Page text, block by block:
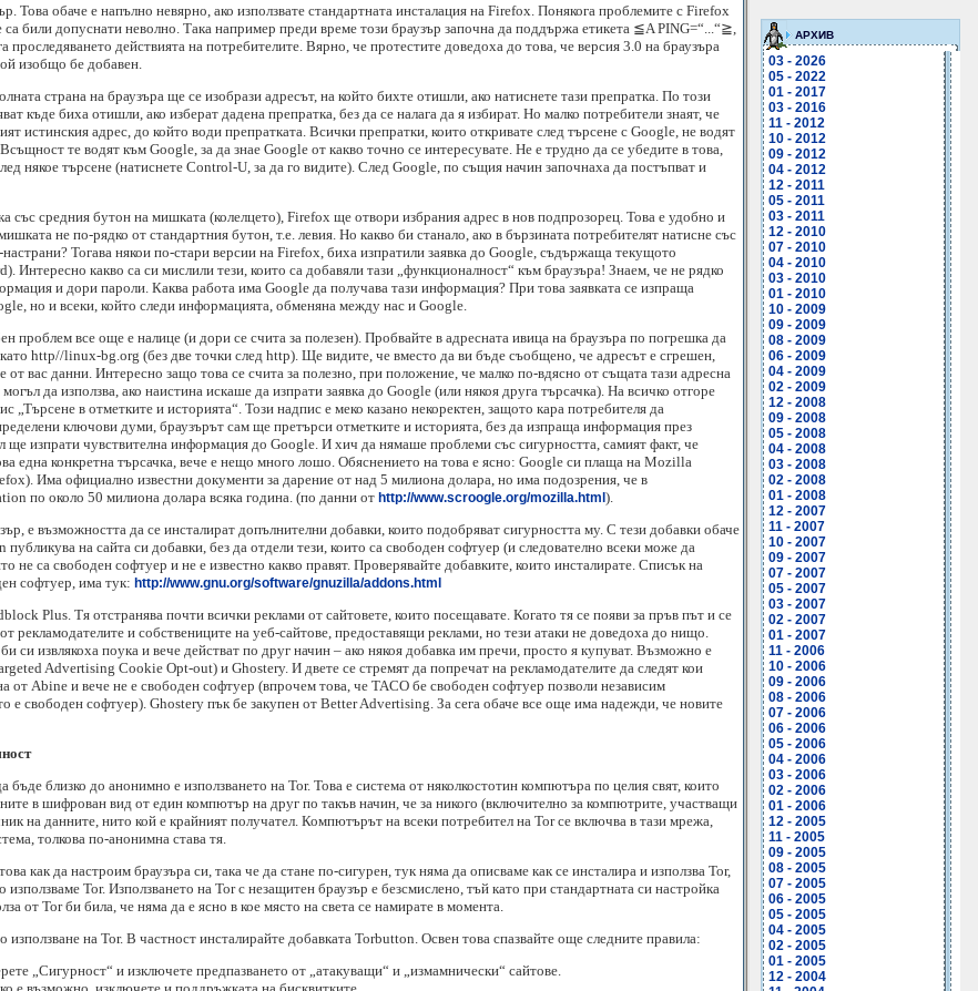
Това обаче е напълно невярно, ако използвате стандартната инсталация на Firefox. Понякога проблемите с Firefox
са били допуснати неволно. Така например преди време този браузър започна да поддържа етикетa ≦A PING=“...“≧,
проследяването действията на потребителите. Вярно, че протестите доведоха до това, че версия 3.0 на браузъра
изобщо бе добавен.
страна на браузъра ще се изобрази адресът, на който бихте отишли, ако натиснете тази препратка. По този
къде биха отишли, ако изберат дадена препратка, без да се налага да я избират. Но малко потребители знаят, че
истинския адрес, до който води препратката. Всички препратки, които откривате след търсене с Google, не водят
те водят към Google, за да знае Google от какво точно се интересувате. Не е трудно да се убедите в това,
някое търсене (натиснете Control-U, за да го видите). След Google, по същия начин започнаха да постъпват и
със средния бутон на мишката (колелцето), Firefox ще отвори избрания адрес в нов подпрозорец. Това е удобно и
не по-рядко от стандартния бутон, т.е. левия. Но какво би станало, ако в бързината потребителят натисне със
Тогава някои по-стари версии на Firefox, биха изпратили заявка до Google, съдържаща текущото
Интересно какво са си мислили тези, които са добавяли тази „функционалност“ към браузъра! Знаем, че не рядко
и дори пароли. Каква работа има Google да получава тази информация? При това заявката се изпраща
но и всеки, който следи информацията, обменяна между нас и Google.
проблем все още е налице (и дори се счита за полезен). Пробвайте в адресната ивица на браузъра по погрешка да
http//linux-bg.org (без две точки след http). Ще видите, че вместо да ви бъде съобщено, че адресът е сгрешен,
от вас данни. Интересно защо това се счита за полезно, при положение, че малко по-вдясно от същата тази адресна
да използва, ако наистина искаше да изпрати заявка до Google (или някоя друга търсачка). На всичко отгоре
„Търсене в отметките и историята“. Този надпис е меко казано некоректен, защото кара потребителя да
ключови думи, браузърът сам ще претърси отметките и историята, без да изпраща информация през
изпрати чувствителна информация до Google. И хич да нямаше проблеми със сигурността, самият факт, че
една конкретна търсачка, вече е нещо много лошо. Обяснението на това е ясно: Google си плаща на Mozilla
Има официално известни документи за дарение от над 5 милиона долара, но има подозрения, че в
по около 50 милиона долара всяка година. (по данни от http://www.scroogle.org/mozilla.html).
е възможността да се инсталират допълнителни добавки, които подобряват сигурността му. С тези добавки обаче
на сайта си добавки, без да отдели тези, които са свободен софтуер (и следователно всеки може да
не са свободен софтуер и не е известно какво правят. Проверявайте добавките, които инсталирате. Списък на
софтуер, има тук: http://www.gnu.org/software/gnuzilla/addons.html
Plus. Тя отстранява почти всички реклами от сайтовете, които посещавате. Когато тя се появи за пръв път и се
рекламодателите и собствениците на уеб-сайтове, предоставящи реклами, но тези атаки не доведоха до нищо.
си извлякоха поука и вече действат по друг начин – ако някоя добавка им пречи, просто я купуват. Възможно е
Advertising Cookie Opt-out) и Ghostery. И двете се стремят да попречат на рекламодателите да следят кои
от Abine и вече не е свободен софтуер (впрочем това, че TACO бе свободен софтуер позволи независим
е свободен софтуер). Ghostery пък бе закупен от Better Advertising. За сега обаче все още има надежди, че новите
бъде близко до анонимно е използването на Tor. Това е система от няколкостотин компютъра по целия свят, които
в шифрован вид от един компютър на друг по такъв начин, че за никого (включително за компютрите, участващи
на данните, нито кой е крайният получател. Компютърът на всеки потребител на Tor се включва в тази мрежа,
толкова по-анонимна става тя.
как да настроим браузъра си, така че да стане по-сигурен, тук няма да описваме как се инсталира и използва Tor,
използваме Tor. Използването на Tor с незащитен браузър е безсмислено, тъй като при стандартната си настройка
от Tor би била, че няма да е ясно в кое място на света се намирате в момента.
на Tor. В частност инсталирайте добавката Torbutton. Освен това спазвайте още следните правила:
„Сигурност“ и изключете предпазването от „атакуващи“ и „измамнически“ сайтове.
АРХИВ
03 - 2026
05 - 2022
01 - 2017
03 - 2016
11 - 2012
10 - 2012
09 - 2012
04 - 2012
12 - 2011
05 - 2011
03 - 2011
12 - 2010
07 - 2010
04 - 2010
03 - 2010
01 - 2010
10 - 2009
09 - 2009
08 - 2009
06 - 2009
04 - 2009
02 - 2009
12 - 2008
09 - 2008
05 - 2008
04 - 2008
03 - 2008
02 - 2008
01 - 2008
12 - 2007
11 - 2007
10 - 2007
09 - 2007
07 - 2007
05 - 2007
03 - 2007
02 - 2007
01 - 2007
11 - 2006
10 - 2006
09 - 2006
08 - 2006
07 - 2006
06 - 2006
05 - 2006
04 - 2006
03 - 2006
02 - 2006
01 - 2006
12 - 2005
11 - 2005
09 - 2005
08 - 2005
07 - 2005
06 - 2005
05 - 2005
04 - 2005
02 - 2005
01 - 2005
12 - 2004